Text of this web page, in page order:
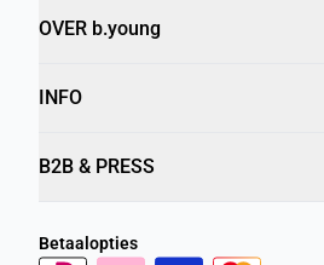
OVER b.young
INFO
B2B & PRESS
Betaalopties